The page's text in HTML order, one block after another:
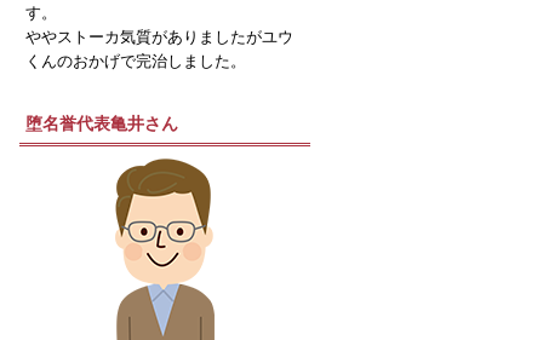
す。
ややストーカ気質がありましたがユウ
くんのおかげで完治しました。
堕名誉代表亀井さん